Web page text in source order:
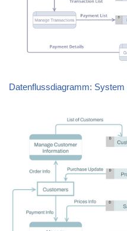
Datenflussdiagramm: